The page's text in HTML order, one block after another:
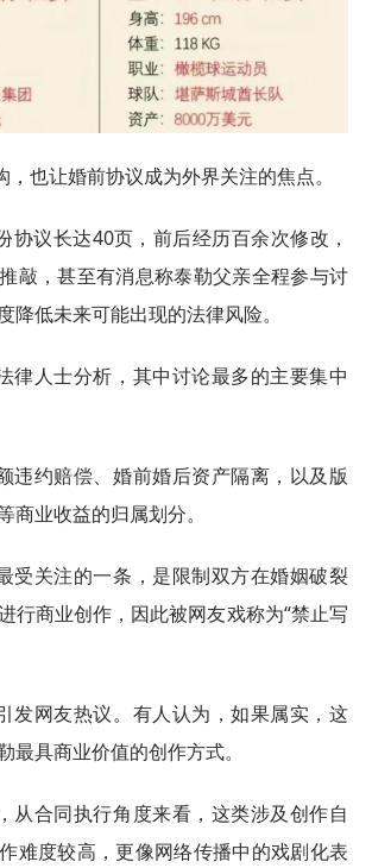
，也让婚前协议成为外界关注的焦点。
协议长达40页，前后经历百余次修改，
敲，甚至有消息称泰勒父亲全程参与讨
降低未来可能出现的法律风险。
律人士分析，其中讨论最多的主要集中
违约赔偿、婚前婚后资产隔离，以及版
商业收益的归属划分。
受关注的一条，是限制双方在婚姻破裂
行商业创作，因此被网友戏称为“禁止写
发网友热议。有人认为，如果属实，这
最具商业价值的创作方式。
从合同执行角度来看，这类涉及创作自
难度较高，更像网络传播中的戏剧化表